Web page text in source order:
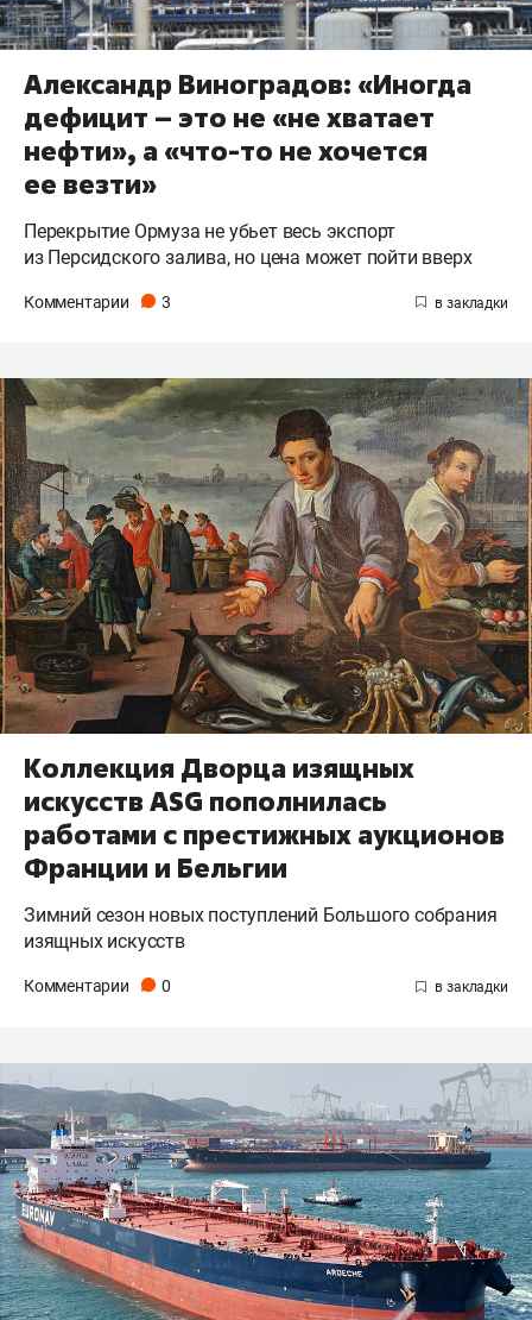
Александр Виноградов: «Иногда
дефицит – это не «не хватает
нефти», а «что-то не хочется
ее везти»
Перекрытие Ормуза не убьет весь экспорт
из Персидского залива, но цена может пойти вверх
Комментарии 3
Коллекция Дворца изящных
искусств ASG пополнилась
работами с престижных аукционов
Франции и Бельгии
Зимний сезон новых поступлений Большого собрания
изящных искусств
Комментарии 0